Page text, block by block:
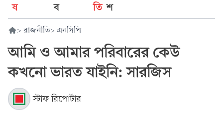
ষ
ব
তি শ
> রাজনীতি> এনসিপি
আমি ও আমার পরিবারের কেউ
কখনো ভারত যাইনি: সারজিস
স্টাফ রিপোর্টার